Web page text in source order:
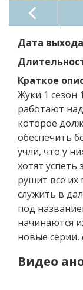
Дата
Краткое
Жуки 1 сезон
работают
которое
обеспечить
учли, что у
хотят
рушит все
служить в
под
начинаются
новые серии,
Видео